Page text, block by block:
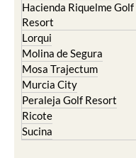
Hacienda Riquelme Golf
Resort
Lorqui
Molina de Segura
Mosa Trajectum
Murcia City
Peraleja Golf Resort
Ricote
Sucina